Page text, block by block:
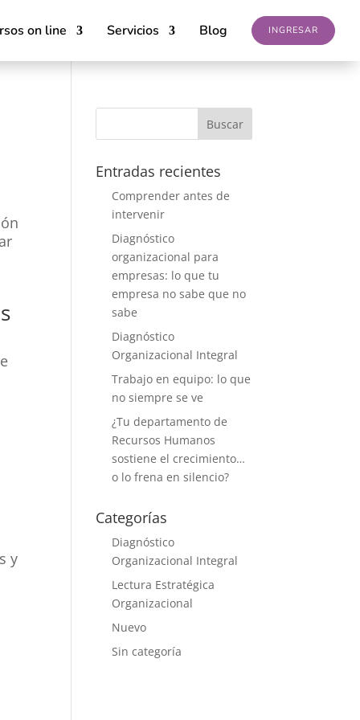
on line Servicios Blog INGRESAR
y
Entradas recientes
Comprender antes de
intervenir
Diagnóstico
organizacional para
empresas: lo que tu
empresa no sabe que no
sabe
Diagnóstico
Organizacional Integral
Trabajo en equipo: lo que
no siempre se ve
¿Tu departamento de
Recursos Humanos
sostiene el crecimiento…
o lo frena en silencio?
Categorías
Diagnóstico
Organizacional Integral
Lectura Estratégica
Organizacional
Nuevo
Sin categoría